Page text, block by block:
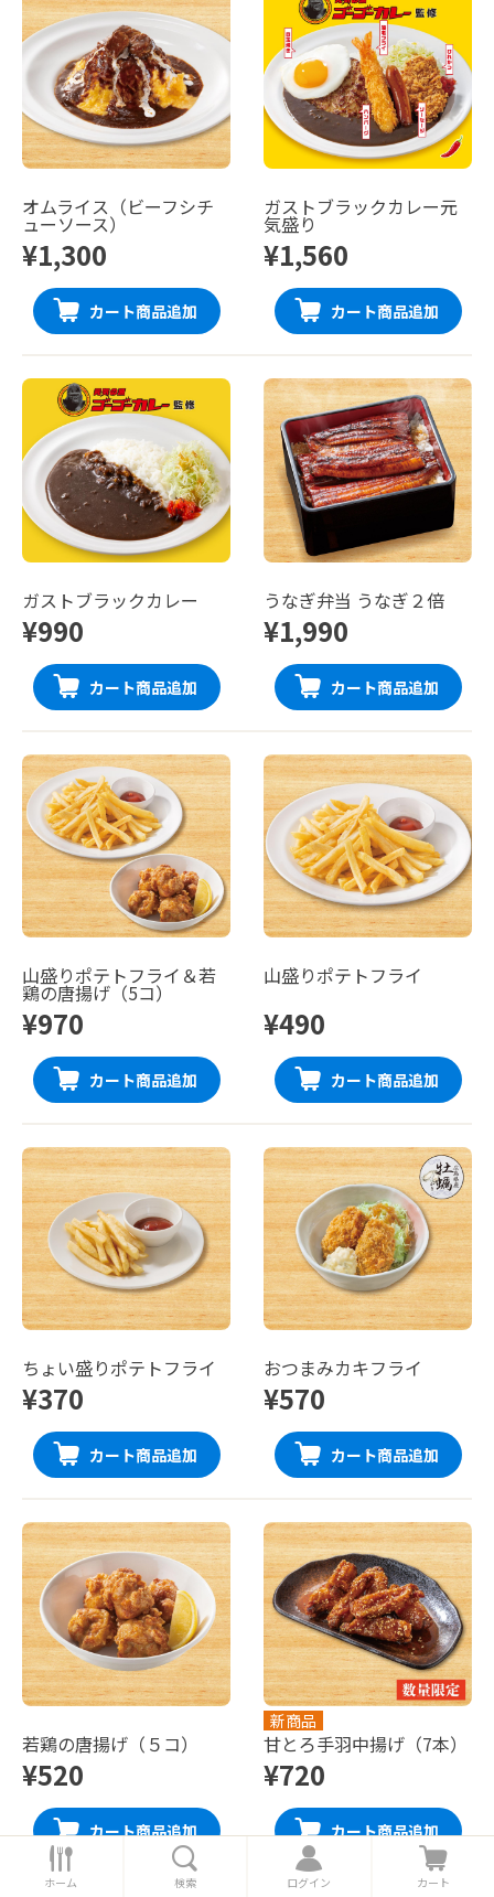
オムライス（ビーフシチ
ューソース）
¥1,300
カート商品追加
ガストブラックカレー元
気盛り
¥1,560
カート商品追加
ガストブラックカレー
¥990
カート商品追加
うなぎ弁当 うなぎ２倍
¥1,990
カート商品追加
山盛りポテトフライ＆若
鶏の唐揚げ（5コ）
¥970
カート商品追加
山盛りポテトフライ
¥490
カート商品追加
ちょい盛りポテトフライ
¥370
カート商品追加
おつまみカキフライ
¥570
カート商品追加
若鶏の唐揚げ（５コ）
¥520
カート商品追加
新商品
甘とろ手羽中揚げ（7本）
¥720
カート商品追加
ホ
ー
ホーム 索
検索
ロ
グ
ログイン
カ
ー
カート